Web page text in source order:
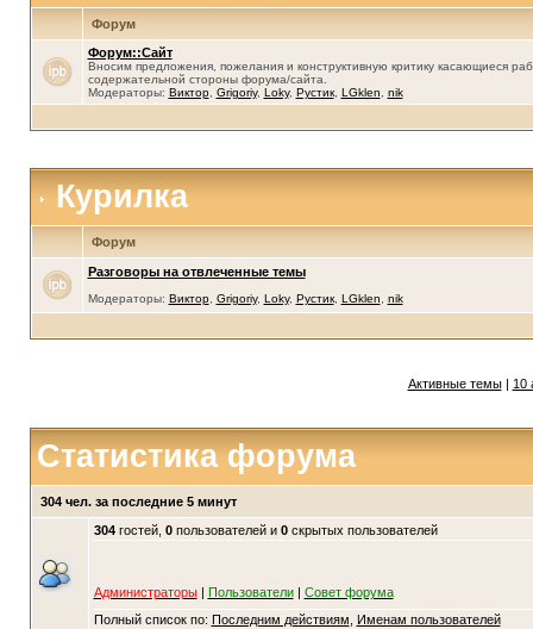
Форум
Форум::Сайт
Вносим предложения, пожелания и конструктивную критику касающиеся
содержательной стороны форума/сайта.
Модераторы: Виктор, Grigoriy, Loky, Рустик, LGklen nik
Курилка
Форум
Разговоры на отвлеченные темы
Модераторы: Виктор, Grigoriy, Loky, Рустик, LGklen nik
Активные темы| 10
Статистика форума
304 чел. за последние 5 минут
304гостей, 0пользователей и 0скрытых пользователей
Администраторы| Пользователи| Совет форума
Полный список по: Последним действиям
Именам пользователей